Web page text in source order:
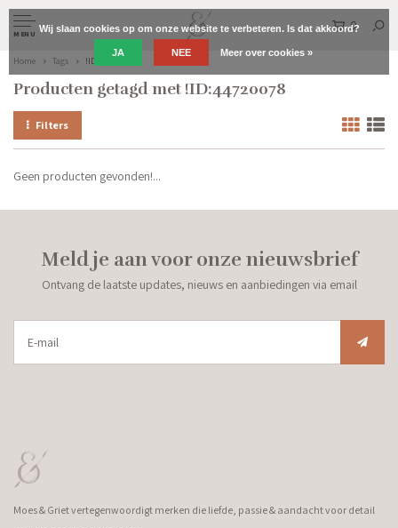
MENU
0
Home Tags !ID:44720078
Producten getagd met !ID:44720078
Filters
Geen producten gevonden!...
Meld je aan voor onze nieuwsbrief
Ontvang de laatste updates, nieuws en aanbiedingen via email
Moes & Griet vertegenwoordigt merken die liefde, passie & aandacht voor detail
Wij slaan cookies op om onze website te verbeteren. Is dat akkoord?
JA NEE Meer over cookies »